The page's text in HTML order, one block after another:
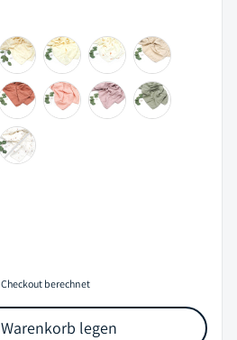
Pucktuch „Swaddle Blanket Roman
für Musselin Pucktuch „Swaddle
berechnet
legen